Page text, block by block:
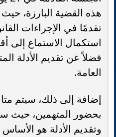
هذه القضية البارزة،
تقدمًا في الإجراءات
استكمال الاستماع إلى
فضلاً عن تقديم الأدلة
العامة.
إضافة إلى ذلك، سيتم
بحضور المتهمين، حيث
وتقديم الأدلة هو